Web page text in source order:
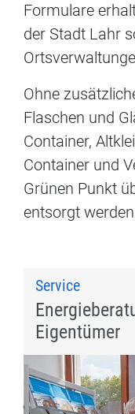
Formulare
der Stadt Lahr
Ohne
Flaschen und
Container,
Container und
Grünen Punkt
entsorgt
Service
Eigentümer